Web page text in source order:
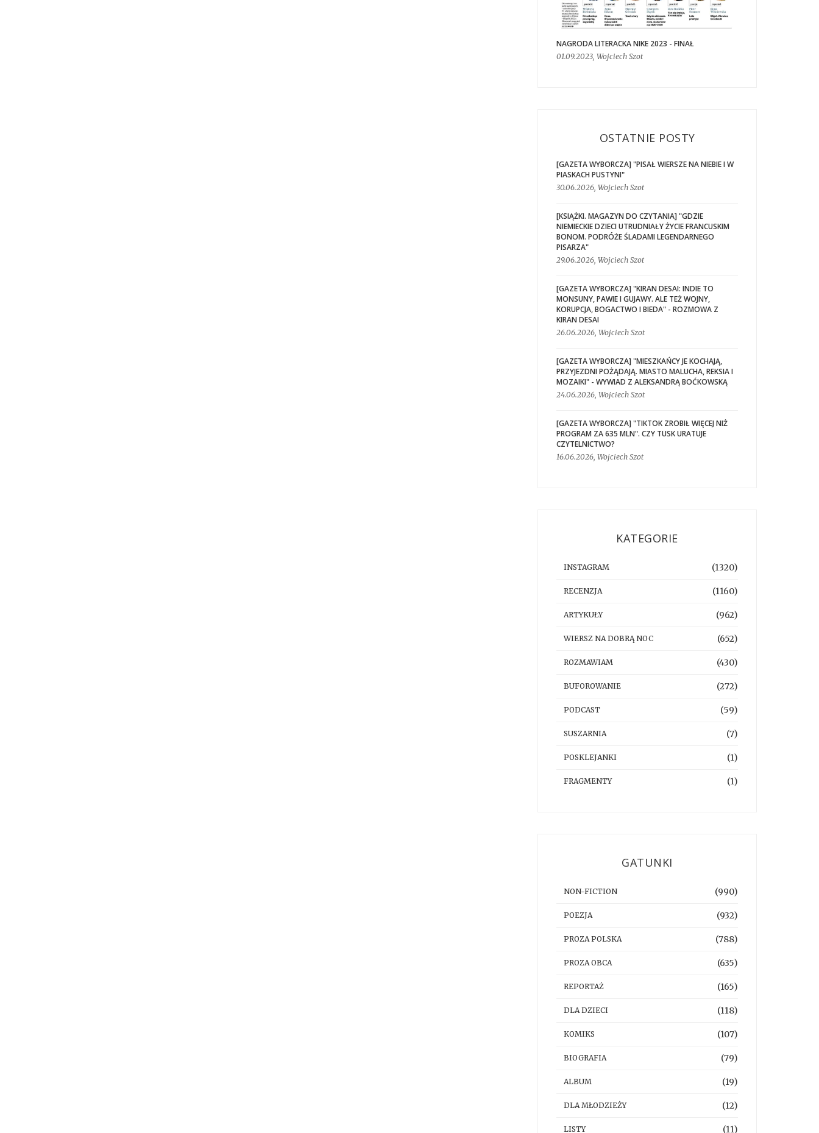
NAGRODA LITERACKA NIKE 2023 - FINAŁ
01.09.2023, Wojciech Szot
OSTATNIE POSTY
[GAZETA WYBORCZA] "PISAŁ WIERSZE NA NIEBIE I W
PIASKACH PUSTYNI"
30.06.2026, Wojciech Szot
[KSIĄŻKI. MAGAZYN DO CZYTANIA] "GDZIE
NIEMIECKIE DZIECI UTRUDNIAŁY ŻYCIE FRANCUSKIM
BONOM. PODRÓŻE ŚLADAMI LEGENDARNEGO
PISARZA"
29.06.2026, Wojciech Szot
[GAZETA WYBORCZA] "KIRAN DESAI: INDIE TO
MONSUNY, PAWIE I GUJAWY. ALE TEŻ WOJNY,
KORUPCJA, BOGACTWO I BIEDA" - ROZMOWA Z
KIRAN DESAI
26.06.2026, Wojciech Szot
[GAZETA WYBORCZA] "MIESZKAŃCY JE KOCHAJĄ,
PRZYJEZDNI POŻĄDAJĄ. MIASTO MALUCHA, REKSIA I
MOZAIKI" - WYWIAD Z ALEKSANDRĄ BOĆKOWSKĄ
24.06.2026, Wojciech Szot
[GAZETA WYBORCZA] "TIKTOK ZROBIŁ WIĘCEJ NIŻ
PROGRAM ZA 635 MLN". CZY TUSK URATUJE
CZYTELNICTWO?
16.06.2026, Wojciech Szot
KATEGORIE
INSTAGRAM (1320)
RECENZJA (1160)
ARTYKUŁY (962)
WIERSZ NA DOBRĄ NOC (652)
ROZMAWIAM (430)
BUFOROWANIE (272)
PODCAST (59)
SUSZARNIA (7)
POSKLEJANKI (1)
FRAGMENTY (1)
GATUNKI
NON-FICTION (990)
POEZJA (932)
PROZA POLSKA (788)
PROZA OBCA (635)
REPORTAŻ (165)
DLA DZIECI (118)
KOMIKS (107)
BIOGRAFIA (79)
ALBUM (19)
DLA MŁODZIEŻY (12)
LISTY (11)